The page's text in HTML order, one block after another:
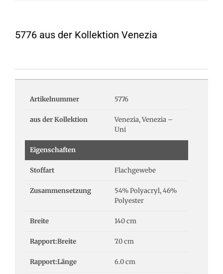
5776 aus der Kollektion Venezia
Artikelnummer 5776
aus der Kollektion
Venezia, Venezia –
Uni
Eigenschaften
Stoffart Flachgewebe
Zusammensetzung
54% Polyacryl, 46%
Polyester
Breite 140 cm
Rapport:Breite 7.0 cm
Rapport:Länge 6.0 cm